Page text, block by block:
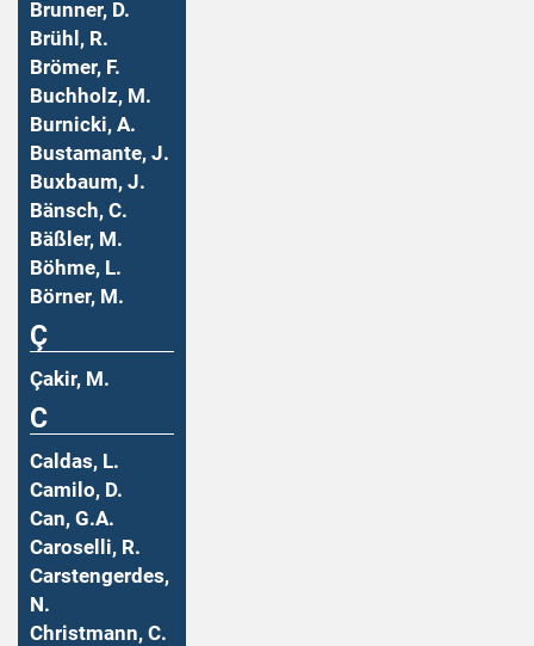
Brunner, D.
Brühl, R.
Brömer, F.
Buchholz, M.
Burnicki, A.
Bustamante, J.
Buxbaum, J.
Bänsch, C.
Bäßler, M.
Böhme, L.
Börner, M.
Ç
Çakir, M.
C
Caldas, L.
Camilo, D.
Can, G.A.
Caroselli, R.
Carstengerdes,
N.
Christmann, C.